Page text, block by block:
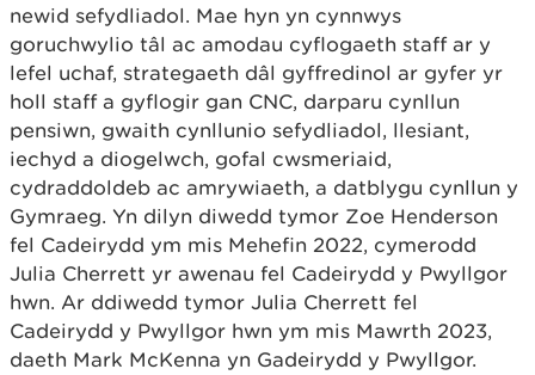
newid sefydliadol. Mae hyn yn cynnwys
goruchwylio tâl ac amodau cyflogaeth staff ar y
lefel uchaf, strategaeth dâl gyffredinol ar gyfer yr
holl staff a gyflogir gan CNC, darparu cynllun
pensiwn, gwaith cynllunio sefydliadol, llesiant,
iechyd a diogelwch, gofal cwsmeriaid,
cydraddoldeb ac amrywiaeth, a datblygu cynllun y
Gymraeg. Yn dilyn diwedd tymor Zoe Henderson
fel Cadeirydd ym mis Mehefin 2022, cymerodd
Julia Cherrett yr awenau fel Cadeirydd y Pwyllgor
hwn. Ar ddiwedd tymor Julia Cherrett fel
Cadeirydd y Pwyllgor hwn ym mis Mawrth 2023,
daeth Mark McKenna yn Gadeirydd y Pwyllgor.